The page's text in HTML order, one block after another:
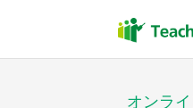
オンラ
授業スタイル